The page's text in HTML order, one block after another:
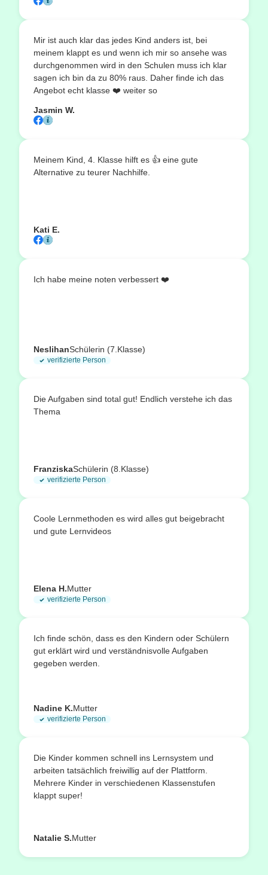
Mir ist auch klar das jedes Kind anders ist, bei
meinem klappt es und wenn ich mir so ansehe was
durchgenommen wird in den Schulen muss ich klar
sagen ich bin da zu 80% raus. Daher finde ich das
Angebot echt klasse ❤️ weiter so
Jasmin W.
Meinem Kind, 4. Klasse hilft es 👍 eine gute
Alternative zu teurer Nachhilfe.
Kati E.
Ich habe meine noten verbessert ❤️
NeslihanSchülerin (7.Klasse)
verifizierte Person
Die Aufgaben sind total gut! Endlich verstehe ich das
Thema
FranziskaSchülerin (8.Klasse)
verifizierte Person
Coole Lernmethoden es wird alles gut beigebracht
und gute Lernvideos
Elena H.Mutter
verifizierte Person
Ich finde schön, dass es den Kindern oder Schülern
gut erklärt wird und verständnisvolle Aufgaben
gegeben werden.
Nadine K.Mutter
verifizierte Person
Die Kinder kommen schnell ins Lernsystem und
arbeiten tatsächlich freiwillig auf der Plattform.
Mehrere Kinder in verschiedenen Klassenstufen
klappt super!
Natalie S.Mutter